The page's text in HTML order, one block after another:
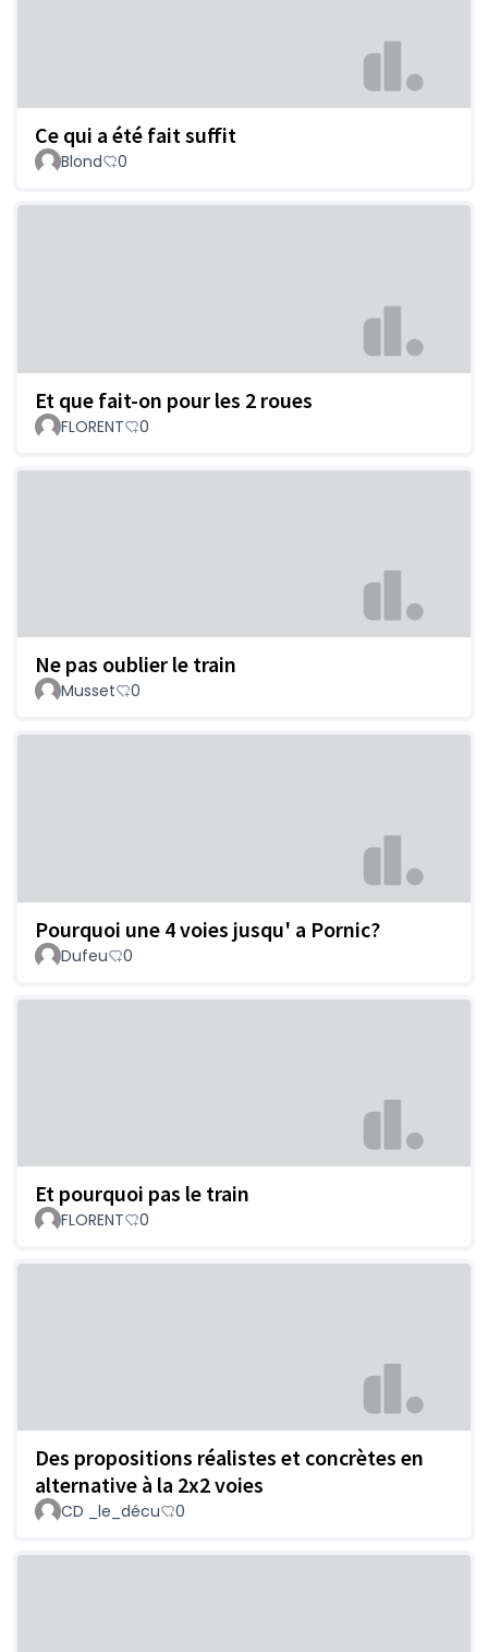
Ce qui a été fait suffit
Blond 0
Et que fait-on pour les 2 roues
FLORENT 0
Ne pas oublier le train
Musset 0
Pourquoi une 4 voies jusqu' a Pornic?
Dufeu 0
Et pourquoi pas le train
FLORENT 0
Des propositions réalistes et concrètes en
alternative à la 2x2 voies
CD _le_décu 0